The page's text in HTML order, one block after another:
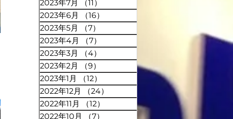
2023年7月
（11）
2023年6月
（16）
2023年5月
（7）
2023年4月
（7）
2023年3月
（4）
2023年2月
（9）
2023年1月
（12）
2022年12月
（24）
2022年11月
（12）
12件の記事
2022年10月
（7）
7件の記事